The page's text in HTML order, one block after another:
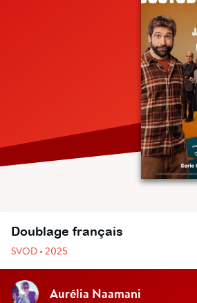
Doublage français
SVOD • 2025
Aurélia Naamani